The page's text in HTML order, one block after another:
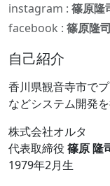
instagram : 篠原隆
facebook : 篠原隆司
自己紹介
香川県観音寺市で
などシステム開発を
株式会社オルタ
代表取締役 篠原 隆
1979年2月生